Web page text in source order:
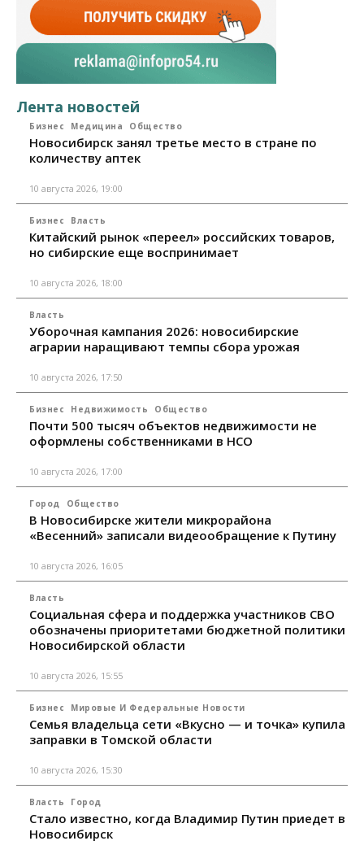
Лента новостей
Бизнес Медицина Общество
Новосибирск занял третье место в стране по
количеству аптек
10 августа 2026, 19:00
Бизнес Власть
Китайский рынок «переел» российских товаров,
но сибирские еще воспринимает
10 августа 2026, 18:00
Власть
Уборочная кампания 2026: новосибирские
аграрии наращивают темпы сбора урожая
10 августа 2026, 17:50
Бизнес Недвижимость Общество
Почти 500 тысяч объектов недвижимости не
оформлены собственниками в НСО
10 августа 2026, 17:00
Город Общество
В Новосибирске жители микрорайона
«Весенний» записали видеообращение к Путину
10 августа 2026, 16:05
Власть
Социальная сфера и поддержка участников СВО
обозначены приоритетами бюджетной политики
Новосибирской области
10 августа 2026, 15:55
Бизнес Мировые И Федеральные Новости
Семья владельца сети «Вкусно — и точка» купила
заправки в Томской области
10 августа 2026, 15:30
Власть Город
Стало известно, когда Владимир Путин приедет в
Новосибирск